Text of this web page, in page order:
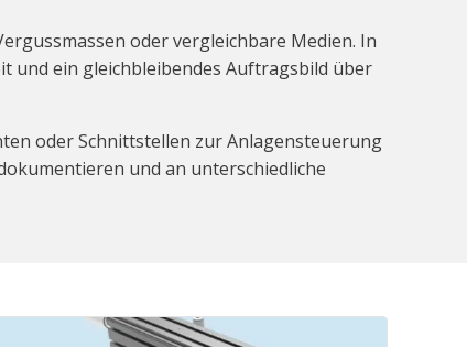
oder vergleichbare Medien. In
und ein gleichbleibendes Auftragsbild über
oder Schnittstellen zur Anlagensteuerung
und an unterschiedliche